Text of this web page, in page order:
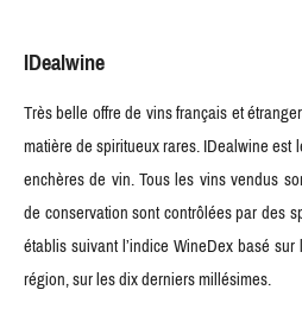
IDealwine
Très belle offre de vins français et
matière de spiritueux rares. IDealwine
enchères de vin. Tous les vins vendus
de conservation sont contrôlées par des
établis suivant l’indice WineDex basé
région, sur les dix derniers millésimes.